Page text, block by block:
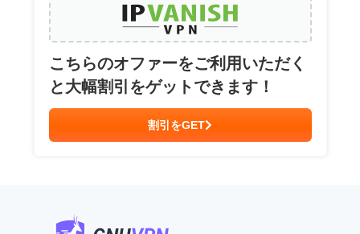
こちらのオファーをご利用いただく
と大幅割引をゲットできます！
割引をGET